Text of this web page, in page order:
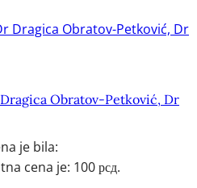
Obratov-Petković, Dr
je bila:
cena je: 100 рсд.